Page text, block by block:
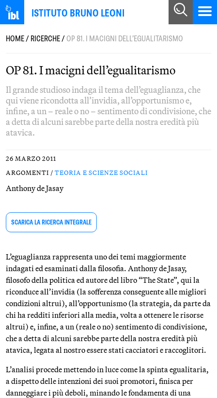
ISTITUTO BRUNO LEONI
HOME/RICERCHE/OP 81. I MACIGNI DELL’EGUALITARISMO
OP 81. I macigni dell’egualitarismo
Il grande studioso indaga il tema dell’eguaglianza, che
qui viene ricondotta all’invidia, all’opportunismo e,
infine, a un – reale o no – sentimento di condivisione, che
a detta di alcuni sarebbe parte della nostra eredità più
atavica.
26 MARZO 2011
ARGOMENTI / TEORIA E SCIENZE SOCIALI
Anthony de Jasay
SCARICA LA RICERCA INTEGRALE
L’eguaglianza rappresenta uno dei temi maggiormente
indagati ed esaminati dalla filosofia. Anthony de Jasay,
filosofo della politica ed autore del libro “The State”, qui la
riconduce all’invidia (la sofferenza conseguente alle migliori
condizioni altrui), all’opportunismo (la strategia, da parte da
chi ha redditi inferiori alla media, volta a ottenere le risorse
altrui) e, infine, a un (reale o no) sentimento di condivisione,
che a detta di alcuni sarebbe parte della nostra eredità più
atavica, legata al nostro essere stati cacciatori e raccoglitori.
L’analisi procede mettendo in luce come la spinta egualitaria,
a dispetto delle intenzioni dei suoi promotori, finisca per
danneggiare i più deboli, minando le fondamenta di una